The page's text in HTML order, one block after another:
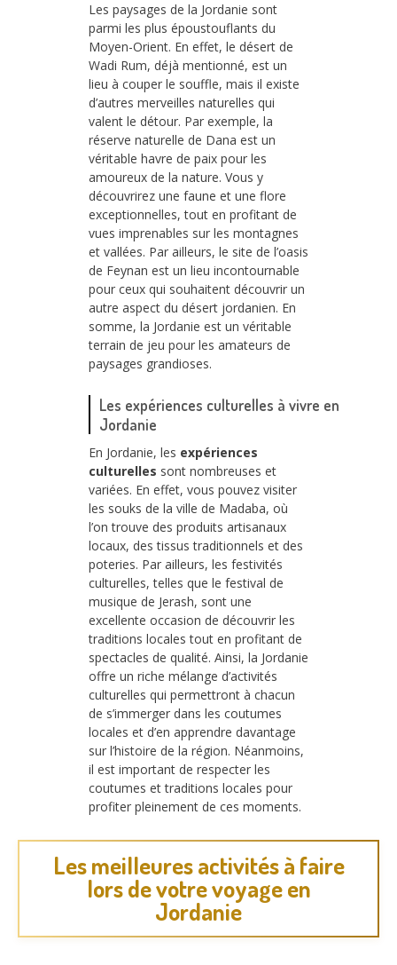
Les paysages de la Jordanie sont
parmi les plus époustouflants du
Moyen-Orient. En effet, le désert de
Wadi Rum, déjà mentionné, est un
lieu à couper le souffle, mais il existe
d’autres merveilles naturelles qui
valent le détour. Par exemple, la
réserve naturelle de Dana est un
véritable havre de paix pour les
amoureux de la nature. Vous y
découvrirez une faune et une flore
exceptionnelles, tout en profitant de
vues imprenables sur les montagnes
et vallées. Par ailleurs, le site de l’oasis
de Feynan est un lieu incontournable
pour ceux qui souhaitent découvrir un
autre aspect du désert jordanien. En
somme, la Jordanie est un véritable
terrain de jeu pour les amateurs de
paysages grandioses.
Les expériences culturelles à vivre en
Jordanie
En Jordanie, les expériences
culturelles sont nombreuses et
variées. En effet, vous pouvez visiter
les souks de la ville de Madaba, où
l’on trouve des produits artisanaux
locaux, des tissus traditionnels et des
poteries. Par ailleurs, les festivités
culturelles, telles que le festival de
musique de Jerash, sont une
excellente occasion de découvrir les
traditions locales tout en profitant de
spectacles de qualité. Ainsi, la Jordanie
offre un riche mélange d’activités
culturelles qui permettront à chacun
de s’immerger dans les coutumes
locales et d’en apprendre davantage
sur l’histoire de la région. Néanmoins,
il est important de respecter les
coutumes et traditions locales pour
profiter pleinement de ces moments.
Les meilleures activités à faire
lors de votre voyage en
Jordanie